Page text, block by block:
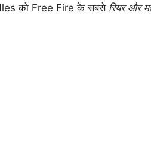
को Free Fire के सबसे रियर और